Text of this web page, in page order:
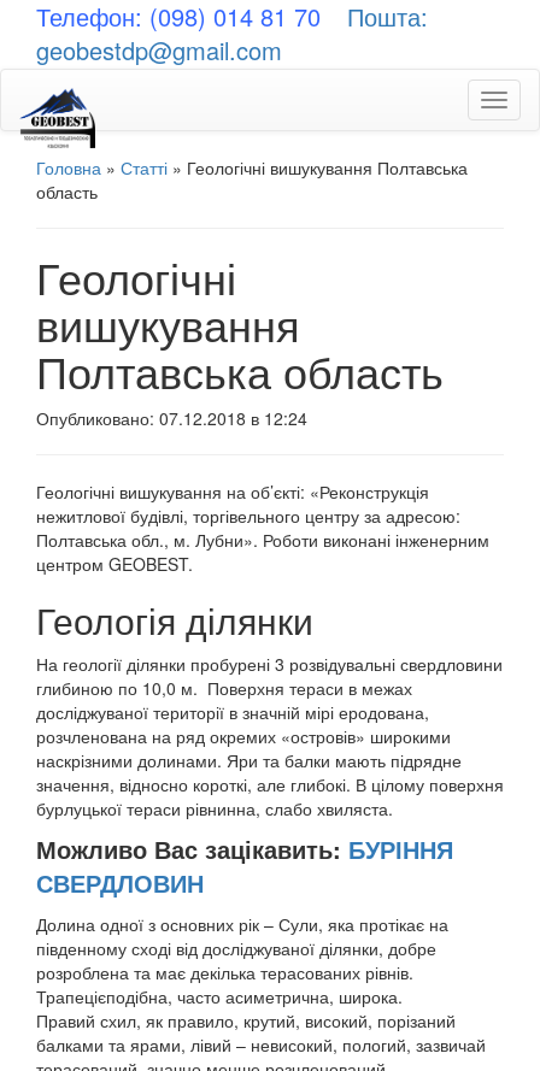
Телефон: (098) 014 81 70
Пошта:
geobestdp@gmail.com
Головна » Статті » Геологічні вишукування Полтавська
область
Геологічні
вишукування
Полтавська область
Опубликовано: 07.12.2018 в 12:24
Геологічні вишукування на об’єкті: «Реконструкція
нежитлової будівлі, торгівельного центру за адресою:
Полтавська обл., м. Лубни». Роботи виконані інженерним
центром GEOBEST.
Геологія ділянки
На геології ділянки пробурені 3 розвідувальні свердловини
глибиною по 10,0 м. Поверхня тераси в межах
досліджуваної території в значній мірі еродована,
розчленована на ряд окремих «островів» широкими
наскрізними долинами. Яри та балки мають підрядне
значення, відносно короткі, але глибокі. В цілому поверхня
бурлуцької тераси рівнинна, слабо хвиляста.
Можливо Вас зацікавить: БУРІННЯ
СВЕРДЛОВИН
Долина одної з основних рік – Сули, яка протікає на
південному сході від досліджуваної ділянки, добре
розроблена та має декілька терасованих рівнів.
Трапецієподібна, часто асиметрична, широка.
Правий схил, як правило, крутий, високий, порізаний
балками та ярами, лівий – невисокий, пологий, зазвичай